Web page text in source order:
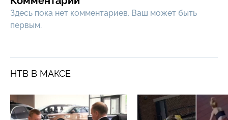
Здесь пока нет комментариев, Ваш может быть
первым.
НТВ В МАКСЕ